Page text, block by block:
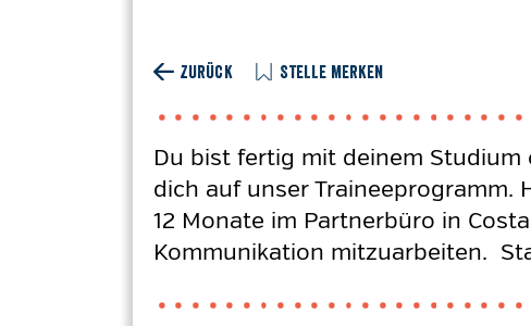
ZURÜCK STELLE MERKEN
Du bist fertig mit deinem
dich auf unser Traineeprogramm.
12 Monate im Partnerbüro in
Kommunikation mitzuarbeiten.